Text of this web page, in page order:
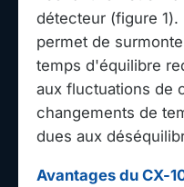
détecteur (figure
permet de
temps d'équilibre
aux fluctuations de
changements de
dues aux
Avantages du CX-